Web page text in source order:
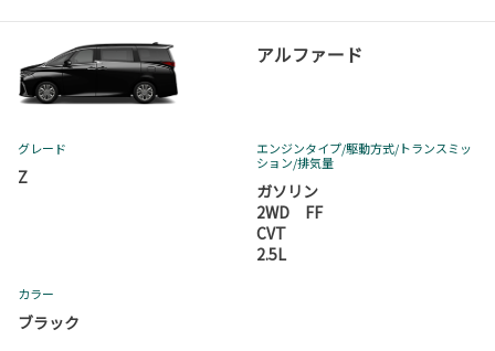
アルファード
グレード
Z
エンジンタイプ/駆動方式/トランスミッ
ション/排気量
ガソリン
2WD FF
CVT
2.5L
カラー
ブラック